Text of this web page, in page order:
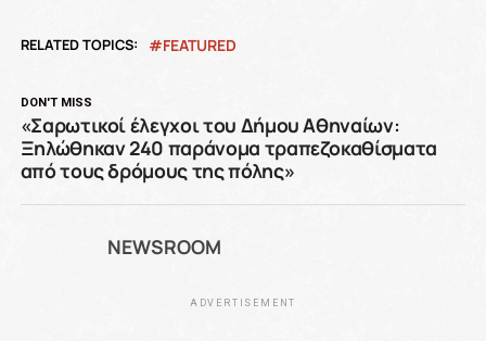
RELATED TOPICS: FEATURED
DON'T MISS
«Σαρωτικοί έλεγχοι του Δήμου Αθηναίων:
Ξηλώθηκαν 240 παράνομα τραπεζοκαθίσματα
από τους δρόμους της πόλης»
NEWSROOM
ADVERTISEMENT